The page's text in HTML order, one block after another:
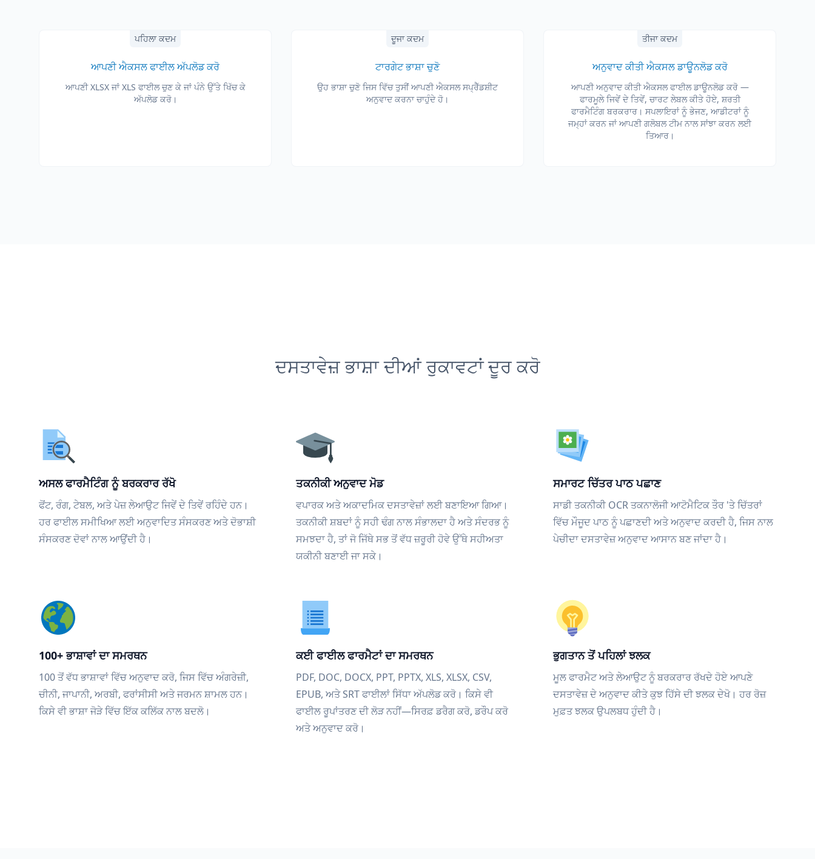
ਪਹਿਲਾ ਕਦਮ
ਆਪਣੀ ਐਕਸਲ ਫਾਈਲ ਅੱਪਲੋਡ ਕਰੋ
ਆਪਣੀ XLSX ਜਾਂ XLS ਫਾਈਲ ਚੁਣ ਕੇ ਜਾਂ ਪੰਨੇ ਉੱਤੇ ਖਿੱਚ ਕੇ
ਅੱਪਲੋਡ ਕਰੋ।
ਦੂਜਾ ਕਦਮ
ਟਾਰਗੇਟ ਭਾਸ਼ਾ ਚੁਣੋ
ਉਹ ਭਾਸ਼ਾ ਚੁਣੋ ਜਿਸ ਵਿੱਚ ਤੁਸੀਂ ਆਪਣੀ ਐਕਸਲ ਸਪ੍ਰੈੱਡਸ਼ੀਟ
ਅਨੁਵਾਦ ਕਰਨਾ ਚਾਹੁੰਦੇ ਹੋ।
ਤੀਜਾ ਕਦਮ
ਅਨੁਵਾਦ ਕੀਤੀ ਐਕਸਲ ਡਾਊਨਲੋਡ ਕਰੋ
ਆਪਣੀ ਅਨੁਵਾਦ ਕੀਤੀ ਐਕਸਲ ਫਾਈਲ ਡਾਊਨਲੋਡ ਕਰੋ —
ਫਾਰਮੂਲੇ ਜਿਵੇਂ ਦੇ ਤਿਵੇਂ, ਚਾਰਟ ਲੇਬਲ ਕੀਤੇ ਹੋਏ, ਸ਼ਰਤੀ
ਫਾਰਮੈਟਿੰਗ ਬਰਕਰਾਰ। ਸਪਲਾਇਰਾਂ ਨੂੰ ਭੇਜਣ, ਆਡੀਟਰਾਂ ਨੂੰ
ਜਮ੍ਹਾਂ ਕਰਨ ਜਾਂ ਆਪਣੀ ਗਲੋਬਲ ਟੀਮ ਨਾਲ ਸਾਂਝਾ ਕਰਨ ਲਈ
ਤਿਆਰ।
ਦਸਤਾਵੇਜ਼ ਭਾਸ਼ਾ ਦੀਆਂ ਰੁਕਾਵਟਾਂ ਦੂਰ ਕਰੋ
ਅਸਲ ਫਾਰਮੈਟਿੰਗ ਨੂੰ ਬਰਕਰਾਰ ਰੱਖੋ
ਫੋਂਟ, ਰੰਗ, ਟੇਬਲ, ਅਤੇ ਪੇਜ਼ ਲੇਆਉਟ ਜਿਵੇਂ ਦੇ ਤਿਵੇਂ ਰਹਿੰਦੇ ਹਨ।
ਹਰ ਫਾਈਲ ਸਮੀਖਿਆ ਲਈ ਅਨੁਵਾਦਿਤ ਸੰਸਕਰਣ ਅਤੇ ਦੋਭਾਸ਼ੀ
ਸੰਸਕਰਣ ਦੋਵਾਂ ਨਾਲ ਆਉਂਦੀ ਹੈ।
ਤਕਨੀਕੀ ਅਨੁਵਾਦ ਮੋਡ
ਵਪਾਰਕ ਅਤੇ ਅਕਾਦਮਿਕ ਦਸਤਾਵੇਜ਼ਾਂ ਲਈ ਬਣਾਇਆ ਗਿਆ।
ਤਕਨੀਕੀ ਸ਼ਬਦਾਂ ਨੂੰ ਸਹੀ ਢੰਗ ਨਾਲ ਸੰਭਾਲਦਾ ਹੈ ਅਤੇ ਸੰਦਰਭ ਨੂੰ
ਸਮਝਦਾ ਹੈ, ਤਾਂ ਜੋ ਜਿੱਥੇ ਸਭ ਤੋਂ ਵੱਧ ਜ਼ਰੂਰੀ ਹੋਵੇ ਉੱਥੇ ਸਹੀਅਤਾ
ਯਕੀਨੀ ਬਣਾਈ ਜਾ ਸਕੇ।
ਸਮਾਰਟ ਚਿੱਤਰ ਪਾਠ ਪਛਾਣ
ਸਾਡੀ ਤਕਨੀਕੀ OCR ਤਕਨਾਲੋਜੀ ਆਟੋਮੈਟਿਕ ਤੌਰ 'ਤੇ ਚਿੱਤਰਾਂ
ਵਿੱਚ ਮੌਜੂਦ ਪਾਠ ਨੂੰ ਪਛਾਣਦੀ ਅਤੇ ਅਨੁਵਾਦ ਕਰਦੀ ਹੈ, ਜਿਸ ਨਾਲ
ਪੇਚੀਦਾ ਦਸਤਾਵੇਜ਼ ਅਨੁਵਾਦ ਆਸਾਨ ਬਣ ਜਾਂਦਾ ਹੈ।
100+ ਭਾਸ਼ਾਵਾਂ ਦਾ ਸਮਰਥਨ
100 ਤੋਂ ਵੱਧ ਭਾਸ਼ਾਵਾਂ ਵਿੱਚ ਅਨੁਵਾਦ ਕਰੋ, ਜਿਸ ਵਿੱਚ ਅੰਗਰੇਜ਼ੀ,
ਚੀਨੀ, ਜਾਪਾਨੀ, ਅਰਬੀ, ਫਰਾਂਸੀਸੀ ਅਤੇ ਜਰਮਨ ਸ਼ਾਮਲ ਹਨ।
ਕਿਸੇ ਵੀ ਭਾਸ਼ਾ ਜੋੜੇ ਵਿੱਚ ਇੱਕ ਕਲਿੱਕ ਨਾਲ ਬਦਲੋ।
ਕਈ ਫਾਈਲ ਫਾਰਮੈਟਾਂ ਦਾ ਸਮਰਥਨ
PDF, DOC, DOCX, PPT, PPTX, XLS, XLSX, CSV,
EPUB, ਅਤੇ SRT ਫਾਈਲਾਂ ਸਿੱਧਾ ਅੱਪਲੋਡ ਕਰੋ। ਕਿਸੇ ਵੀ
ਫਾਈਲ ਰੂਪਾਂਤਰਣ ਦੀ ਲੋੜ ਨਹੀਂ—ਸਿਰਫ਼ ਡਰੈਗ ਕਰੋ, ਡਰੌਪ ਕਰੋ
ਅਤੇ ਅਨੁਵਾਦ ਕਰੋ।
ਭੁਗਤਾਨ ਤੋਂ ਪਹਿਲਾਂ ਝਲਕ
ਮੂਲ ਫਾਰਮੈਟ ਅਤੇ ਲੇਆਉਟ ਨੂੰ ਬਰਕਰਾਰ ਰੱਖਦੇ ਹੋਏ ਆਪਣੇ
ਦਸਤਾਵੇਜ਼ ਦੇ ਅਨੁਵਾਦ ਕੀਤੇ ਕੁਝ ਹਿੱਸੇ ਦੀ ਝਲਕ ਦੇਖੋ। ਹਰ ਰੋਜ਼
ਮੁਫ਼ਤ ਝਲਕ ਉਪਲਬਧ ਹੁੰਦੀ ਹੈ।